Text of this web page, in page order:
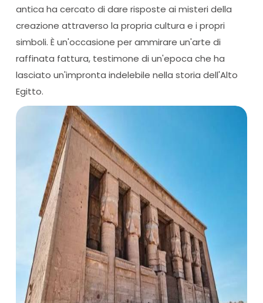
antica ha cercato di dare risposte ai misteri della
creazione attraverso la propria cultura e i propri
simboli. È un'occasione per ammirare un'arte di
raffinata fattura, testimone di un'epoca che ha
lasciato un'impronta indelebile nella storia dell'Alto
Egitto.